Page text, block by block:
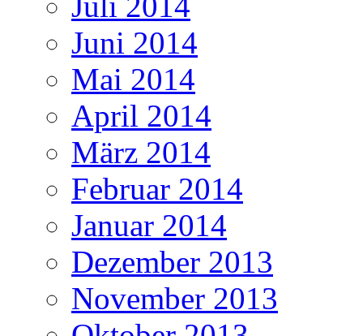
Juni 2014
Mai 2014
April 2014
März 2014
Februar 2014
Januar 2014
Dezember 2013
November 2013